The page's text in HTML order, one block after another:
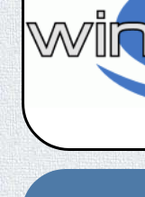
La météo